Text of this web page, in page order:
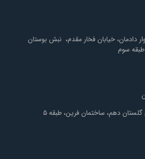
دادمان، خیابان فخار مقدم، نبش بوستان
گلستان دهم، ساختمان فرین، طبقه ۵